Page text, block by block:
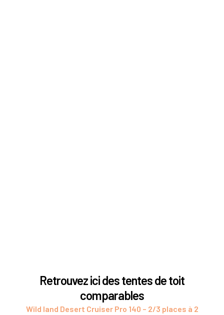
Retrouvez ici des tentes de toit
comparables
Wild land Desert Cruiser Pro 140 – 2/3 places à 2